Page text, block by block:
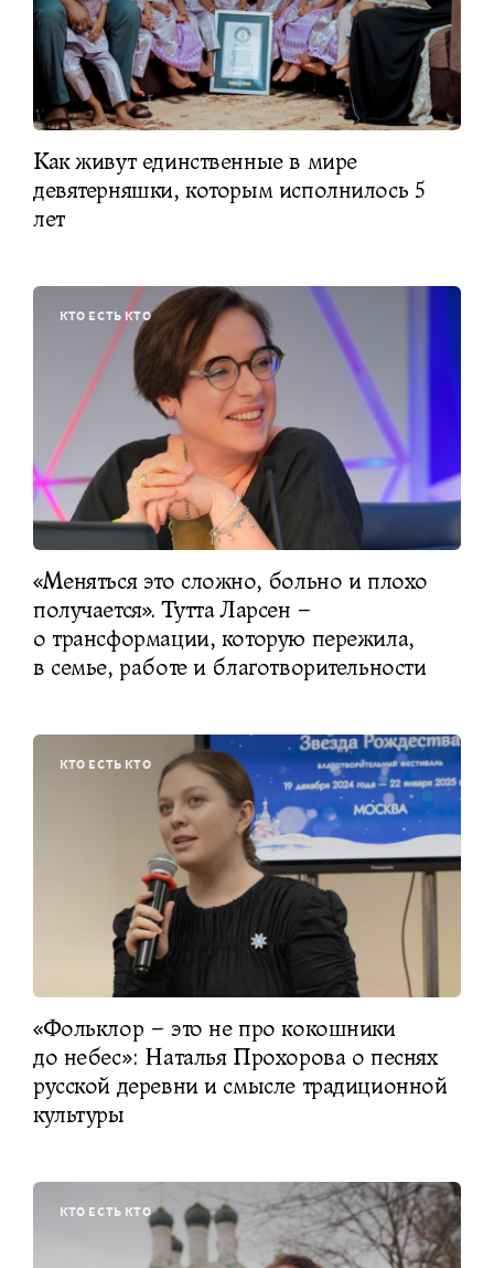
Как живут единственные в мире
девятерняшки, которым исполнилось 5
лет
КТО ЕСТЬ КТО
«Меняться это сложно, больно и плохо
получается». Тутта Ларсен –
о трансформации, которую пережила,
в семье, работе и благотворительности
КТО ЕСТЬ КТО
«Фольклор – это не про кокошники
до небес»: Наталья Прохорова о песнях
русской деревни и смысле традиционной
культуры
КТО ЕСТЬ КТО